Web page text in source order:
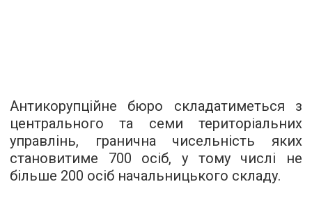
Антикорупційне бюро складатиметься з
центрального та семи територіальних
управлінь, гранична чисельність яких
становитиме 700 осіб, у тому числі не
більше 200 осіб начальницького складу.